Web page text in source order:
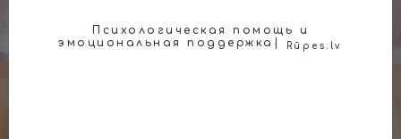
Психологическая помощь и
эмоциональная поддержка|
Rūpes.lv